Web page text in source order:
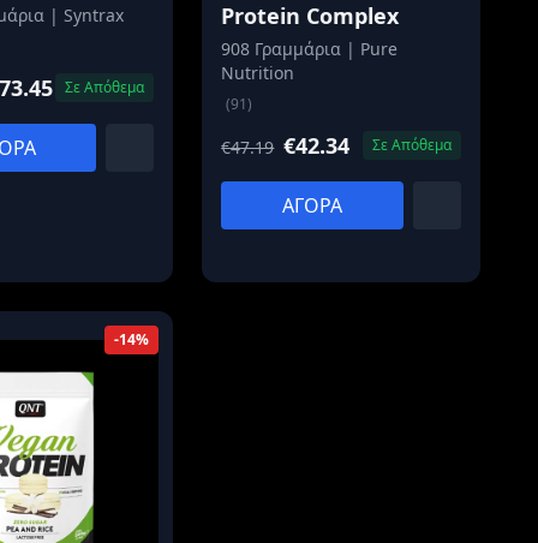
| Syntrax
Σε Απόθεμα
Protein Complex
908 Γραμμάρια | Pure
Nutrition
(91)
€47.19 €42.34 Σε Απόθεμα
ΑΓΟΡΑ
-14%